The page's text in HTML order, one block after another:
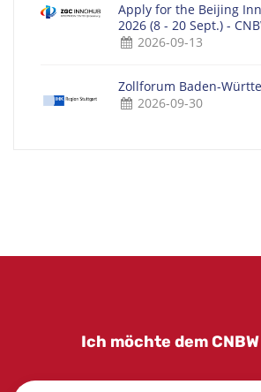
Apply for the Beijing
2026 (8 - 20 Sept.) -
2026-09-13
Zollforum Baden-
2026-09-30
Ich möchte dem